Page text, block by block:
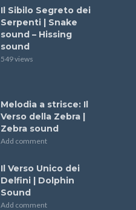
Il Sibilo Segreto dei
Serpenti | Snake
sound – Hissing
sound
549 views
Melodia a strisce: Il
Verso della Zebra |
Zebra sound
Add comment
Il Verso Unico dei
Delfini | Dolphin
Sound
Add comment